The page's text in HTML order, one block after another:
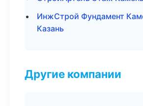
ИнжСтрой Фундамент
Казань
Другие компании